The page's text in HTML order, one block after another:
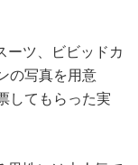
ーツ、ビビッドカ
の写真を用意
してもらった実